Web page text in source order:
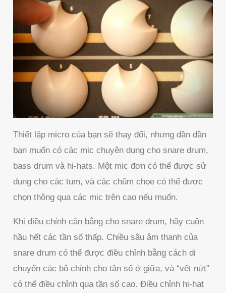
Thiết lập micro của bạn sẽ thay đổi, nhưng dần dần
bạn muốn có các mic chuyên dụng cho snare drum,
bass drum và hi-hats. Một mic đơn có thể được sử
dụng cho các tum, và các chũm chọe có thể được
chọn thông qua các mic trên cao nếu muốn.
Khi điều chỉnh cân bằng cho snare drum, hãy cuộn
hầu hết các tần số thấp. Chiều sâu âm thanh của
snare drum có thể được điều chỉnh bằng cách di
chuyển các bộ chỉnh cho tần số ở giữa, và “vết nứt”
có thể điều chỉnh qua tần số cao. Điều chỉnh hi-hat